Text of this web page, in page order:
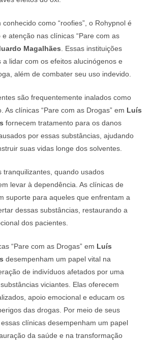
conhecido como “roofies”, o Rohypnol é
atenção nas clínicas “Pare com as
Magalhães . Essas instituições
a lidar com os efeitos alucinógenos e
além de combater seu uso indevido.
são frequentemente inalados como
As clínicas “Pare com as Drogas” em Luís
fornecem tratamento para os danos
por essas substâncias, ajudando
suas vidas longe dos solventes.
tranquilizantes, quando usados
levar à dependência. As clínicas de
suporte para aqueles que enfrentam a
dessas substâncias, restaurando a
dos pacientes.
“Pare com as Drogas” em Luís
desempenham um papel vital na
de indivíduos afetados por uma
viciantes. Elas oferecem
apoio emocional e educam os
das drogas. Por meio de seus
clínicas desempenham um papel
da saúde e na transformação